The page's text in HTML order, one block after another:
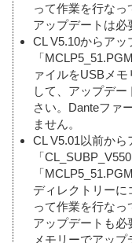
って作業を行な
アップデートは必
CL V5.10からア
「
ァイルをUSBメ
して、アップデ
さい。Danteファ
ません。
CL V5.01以前か
「
「
ディレクトリーに
って作業を行な
アップデートも必
メモリーでアップ